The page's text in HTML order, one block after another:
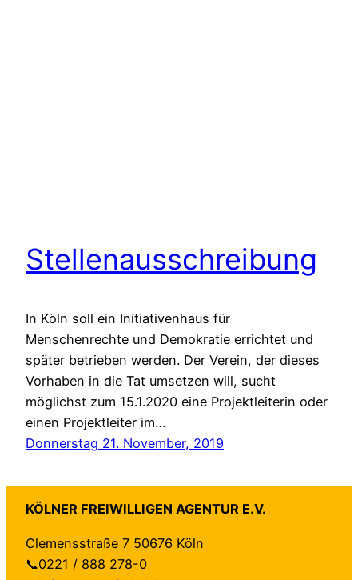
Stellenausschreibung
In Köln soll ein Initiativenhaus für
Menschenrechte und Demokratie errichtet und
später betrieben werden. Der Verein, der dieses
Vorhaben in die Tat umsetzen will, sucht
möglichst zum 15.1.2020 eine Projektleiterin oder
einen Projektleiter im…
Donnerstag 21. November, 2019
KÖLNER FREIWILLIGEN AGENTUR E.V.
Clemensstraße 7 50676 Köln
📞0221 / 888 278-0